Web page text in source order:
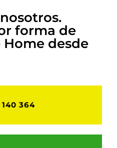
forma de
desde
364